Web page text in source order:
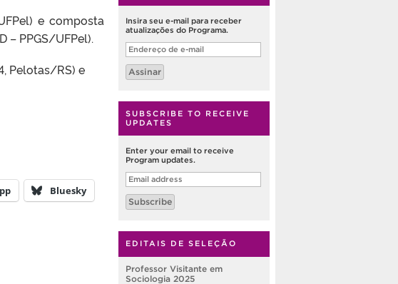
e composta
– PPGS/UFPel).
Pelotas/RS) e
Bluesky
Insira seu e-mail para receber
atualizações do Programa.
Endereço
de
e-
mail
Assinar
SUBSCRIBE TO RECEIVE
UPDATES
Enter your email to receive
Program updates.
Email
address
Subscribe
EDITAIS DE SELEÇÃO
Professor Visitante em
Sociologia 2025